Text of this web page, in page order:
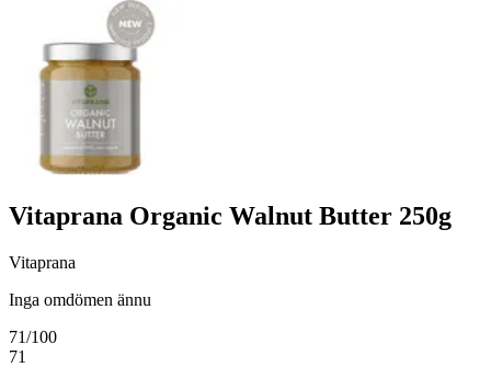
Vitaprana Organic Walnut Butter 250g
Vitaprana
Inga omdömen ännu
71/100
71